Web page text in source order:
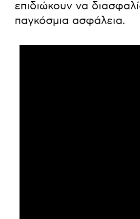
επιδιώκουν να
παγκόσμια ασφάλεια.